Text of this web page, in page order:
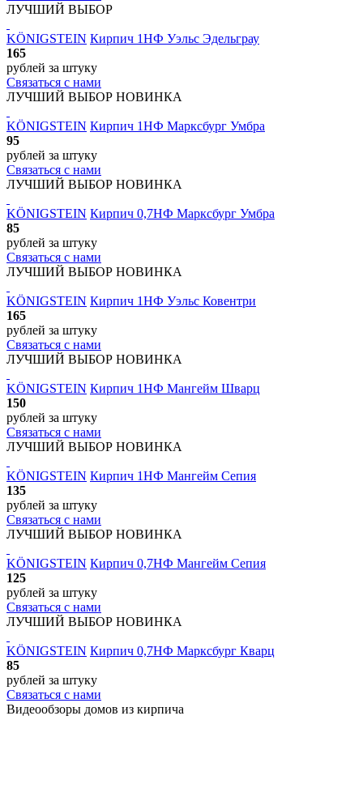
ЛУЧШИЙ ВЫБОР
KÖNIGSTEIN Кирпич 1НФ Уэльс Эдельграу
165
рублей за штуку
Связаться с нами
ЛУЧШИЙ ВЫБОР НОВИНКА
KÖNIGSTEIN Кирпич 1НФ Марксбург Умбра
95
рублей за штуку
Связаться с нами
ЛУЧШИЙ ВЫБОР НОВИНКА
KÖNIGSTEIN Кирпич 0,7НФ Марксбург Умбра
85
рублей за штуку
Связаться с нами
ЛУЧШИЙ ВЫБОР НОВИНКА
KÖNIGSTEIN Кирпич 1НФ Уэльс Ковентри
165
рублей за штуку
Связаться с нами
ЛУЧШИЙ ВЫБОР НОВИНКА
KÖNIGSTEIN Кирпич 1НФ Мангейм Шварц
150
рублей за штуку
Связаться с нами
ЛУЧШИЙ ВЫБОР НОВИНКА
KÖNIGSTEIN Кирпич 1НФ Мангейм Сепия
135
рублей за штуку
Связаться с нами
ЛУЧШИЙ ВЫБОР НОВИНКА
KÖNIGSTEIN Кирпич 0,7НФ Мангейм Сепия
125
рублей за штуку
Связаться с нами
ЛУЧШИЙ ВЫБОР НОВИНКА
KÖNIGSTEIN Кирпич 0,7НФ Марксбург Кварц
85
рублей за штуку
Связаться с нами
Видеообзоры домов из кирпича